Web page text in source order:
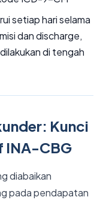
setiap hari selama
dan discharge,
di tengah
Kunci
INA-CBG
diabaikan
pada pendapatan